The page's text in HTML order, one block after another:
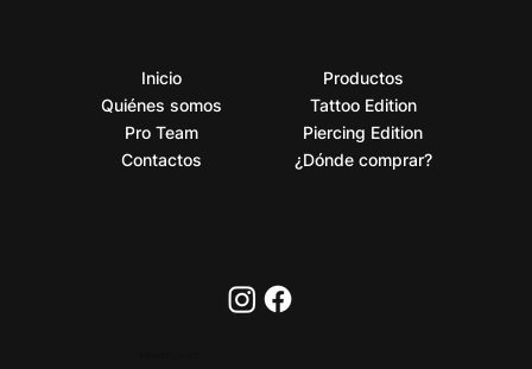
Inicio
Quiénes somos
Pro Team
Contactos
Productos
Tattoo Edition
Piercing Edition
¿Dónde comprar?